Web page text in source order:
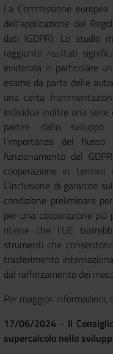
La Commissione
dell'applicazione del
dati (GDPR). Lo studio
raggiunto risultati
evidenzia in particolare
esame da parte delle
una certa
individua inoltre una
partire dallo sviluppo
l’importanza del
funzionamento del
cooperazione in termini
L'inclusione di garanzie
condizione preliminare
per una cooperazione più
ritiene che l'UE
strumenti che
trasferimento
dal rafforzamento dei
Per maggiori informazioni,
17/06/2024 - Il
supercalcolo nello